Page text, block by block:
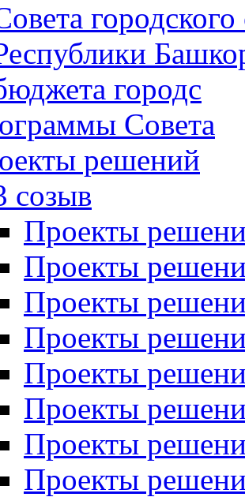
городс
Совета
решений
созыв
Проекты
Проекты
Проекты
Проекты
Проекты
Проекты
Проекты
Проекты